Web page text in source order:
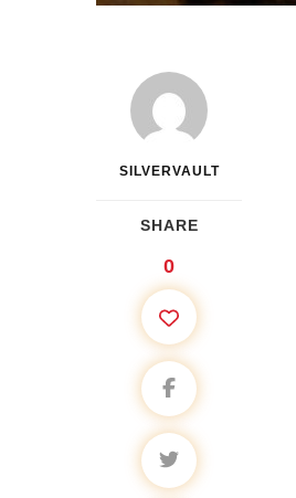
SILVERVAULT
SHARE
0